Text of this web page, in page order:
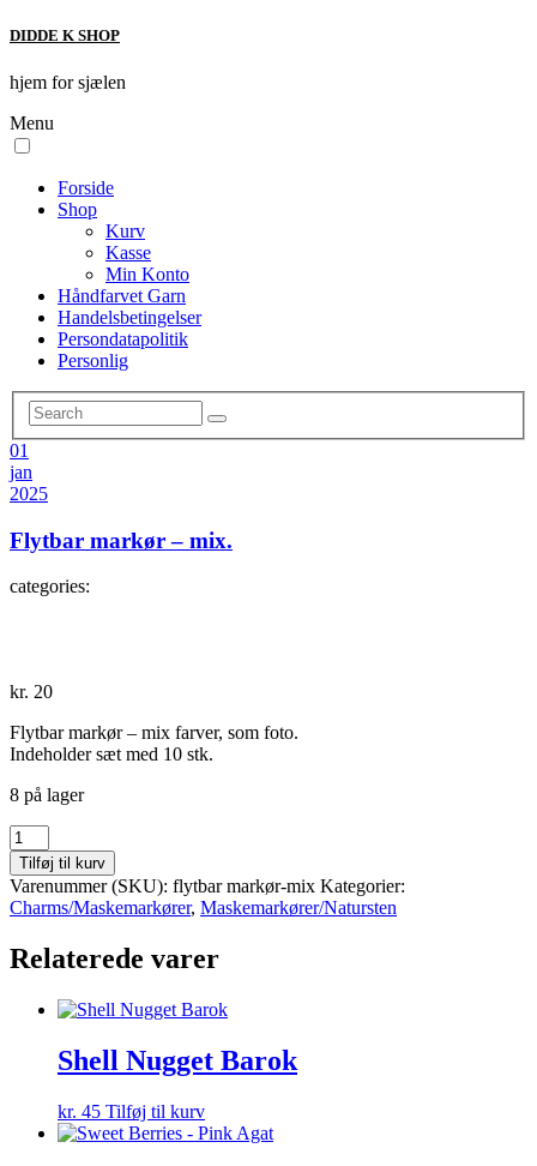
DIDDE K SHOP
hjem for sjælen
Menu
Forside
Shop
Kurv
Kasse
Min Konto
Håndfarvet Garn
Handelsbetingelser
Persondatapolitik
Personlig
01
jan
2025
Flytbar markør – mix.
categories:
kr. 20
Flytbar markør – mix farver, som foto.
Indeholder sæt med 10 stk.
8 på lager
Flytbar
markør
-
mix.
antal
Tilføj til kurv
Varenummer (SKU): flytbar markør-mix Kategorier:
Charms/Maskemarkører, Maskemarkører/Natursten
Relaterede varer
Shell Nugget Barok
kr. 45 Tilføj til kurv